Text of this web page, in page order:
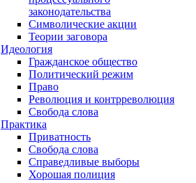
законодательства
Символические акции
Теории заговора
Идеология
Гражданское общество
Политический режим
Право
Революция и контрреволюция
Свобода слова
Практика
Приватность
Свобода слова
Справедливые выборы
Хорошая полиция